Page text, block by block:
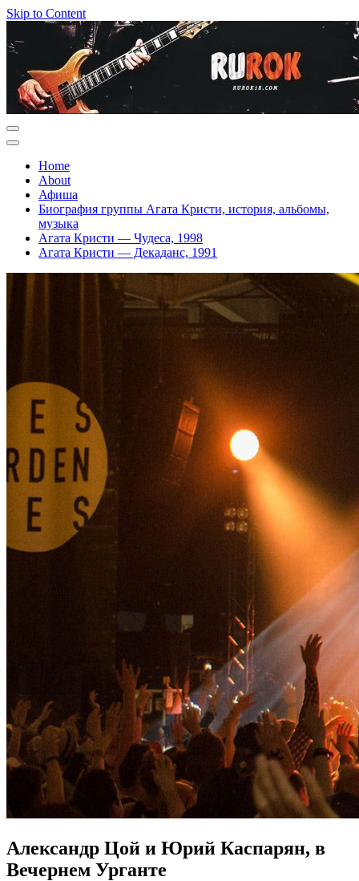
Skip to Content
Home
About
Афиша
Биография группы Агата Кристи, история, альбомы,
музыка
Агата Кристи — Чудеса, 1998
Агата Кристи — Декаданс, 1991
Александр Цой и Юрий Каспарян, в
Вечернем Урганте